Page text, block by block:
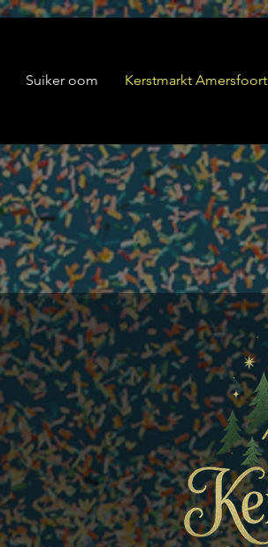
Suiker oom Kerstmarkt Amersfoort